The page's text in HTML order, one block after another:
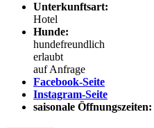
Unterkunftsart:
Hotel
Hunde:
hundefreundlich
erlaubt
auf Anfrage
Facebook-Seite
Instagram-Seite
saisonale Öffnungszeiten: